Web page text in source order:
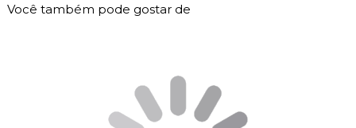
Você também pode gostar de